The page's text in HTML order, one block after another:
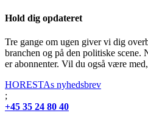
Hold dig opdateret
Tre gange om ugen giver vi dig
branchen og på den politiske
er abonnenter. Vil du også være
HORESTAs nyhedsbrev
;
+45 35 24 80 40